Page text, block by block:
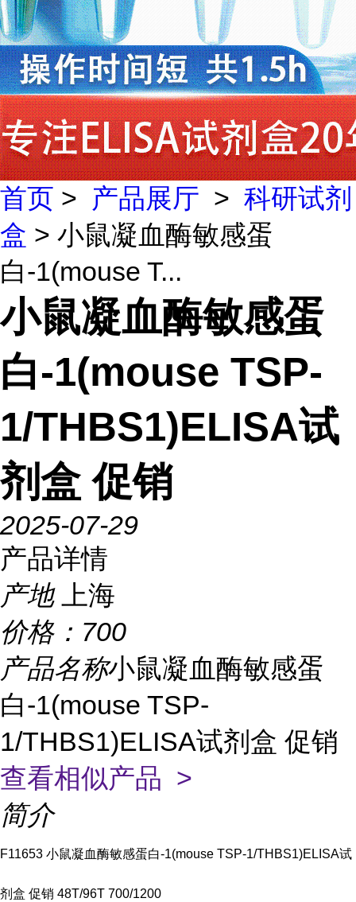
首页 > 产品展厅 > 科研试剂
盒 > 小鼠凝血酶敏感蛋
白-1(mouse T...
小鼠凝血酶敏感蛋
白-1(mouse TSP-
1/THBS1)ELISA试
剂盒 促销
2025-07-29
产品详情
产地
上海
价格： 700
产品名称小鼠凝血酶敏感蛋
白-1(mouse TSP-
1/THBS1)ELISA试剂盒 促销
查看相似产品 >
简介
F11653 小鼠凝血酶敏感蛋白-1(mouse TSP-1/THBS1)ELISA试
剂盒 促销 48T/96T 700/1200